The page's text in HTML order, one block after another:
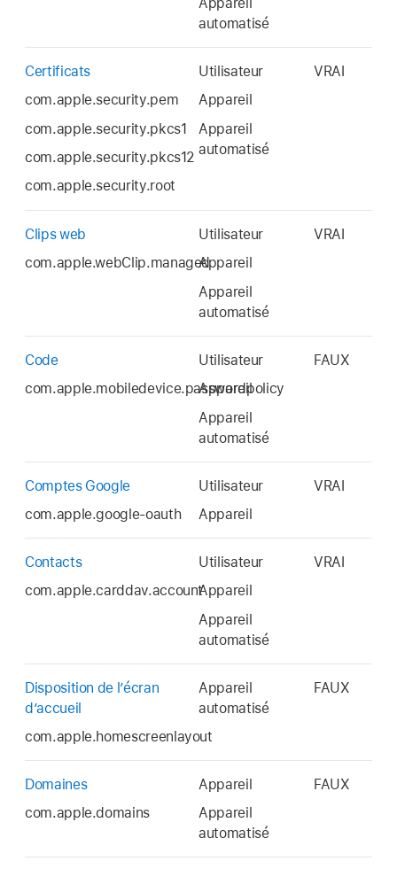
automatisé
Certificats
com.apple.security.pem
com.apple.security.pkcs1
com.apple.security.pkcs12
com.apple.security.root
Utilisateur
Appareil
Appareil
automatisé
VRAI
Clips web
com.apple.webClip.managed
Utilisateur
Appareil
Appareil
automatisé
VRAI
Code
com.apple.mobiledevice.passwordpolicy
Utilisateur
Appareil
Appareil
automatisé
FAUX
Comptes Google
com.apple.google-oauth
Utilisateur
Appareil
VRAI
Contacts
com.apple.carddav.account
Utilisateur
Appareil
Appareil
automatisé
VRAI
Disposition de l’écran
d’accueil
com.apple.homescreenlayout
Appareil
automatisé
FAUX
Domaines
com.apple.domains
Appareil
Appareil
automatisé
FAUX